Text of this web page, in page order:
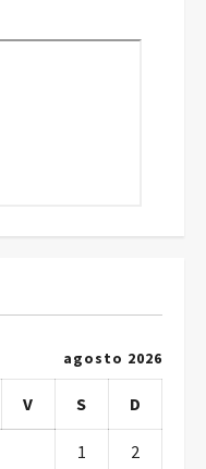
agosto 2026
V S D
1 2